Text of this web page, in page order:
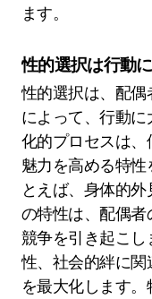
ます。
性的選択は行動
性的選択は、配偶
によって、行動
化的プロセスは
魅力を高める特
とえば、身体的
の特性は、配偶
競争を引き起こ
性、社会的絆に
を最大化します